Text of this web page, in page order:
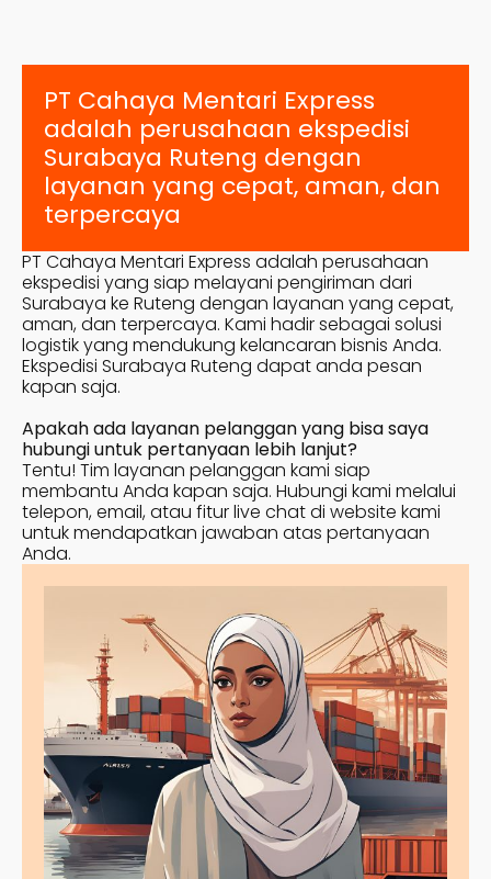
PT Cahaya Mentari Express
adalah perusahaan ekspedisi
Surabaya Ruteng dengan
layanan yang cepat, aman, dan
terpercaya
PT Cahaya Mentari Express adalah perusahaan
ekspedisi yang siap melayani pengiriman dari
Surabaya ke Ruteng dengan layanan yang cepat,
aman, dan terpercaya. Kami hadir sebagai solusi
logistik yang mendukung kelancaran bisnis Anda.
Ekspedisi Surabaya Ruteng dapat anda pesan
kapan saja.
Apakah ada layanan pelanggan yang bisa saya
hubungi untuk pertanyaan lebih lanjut?
Tentu! Tim layanan pelanggan kami siap
membantu Anda kapan saja. Hubungi kami melalui
telepon, email, atau fitur live chat di website kami
untuk mendapatkan jawaban atas pertanyaan
Anda.